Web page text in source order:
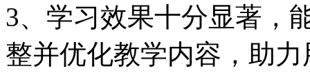
3、学习效果十分显著，
整并优化教学内容，助